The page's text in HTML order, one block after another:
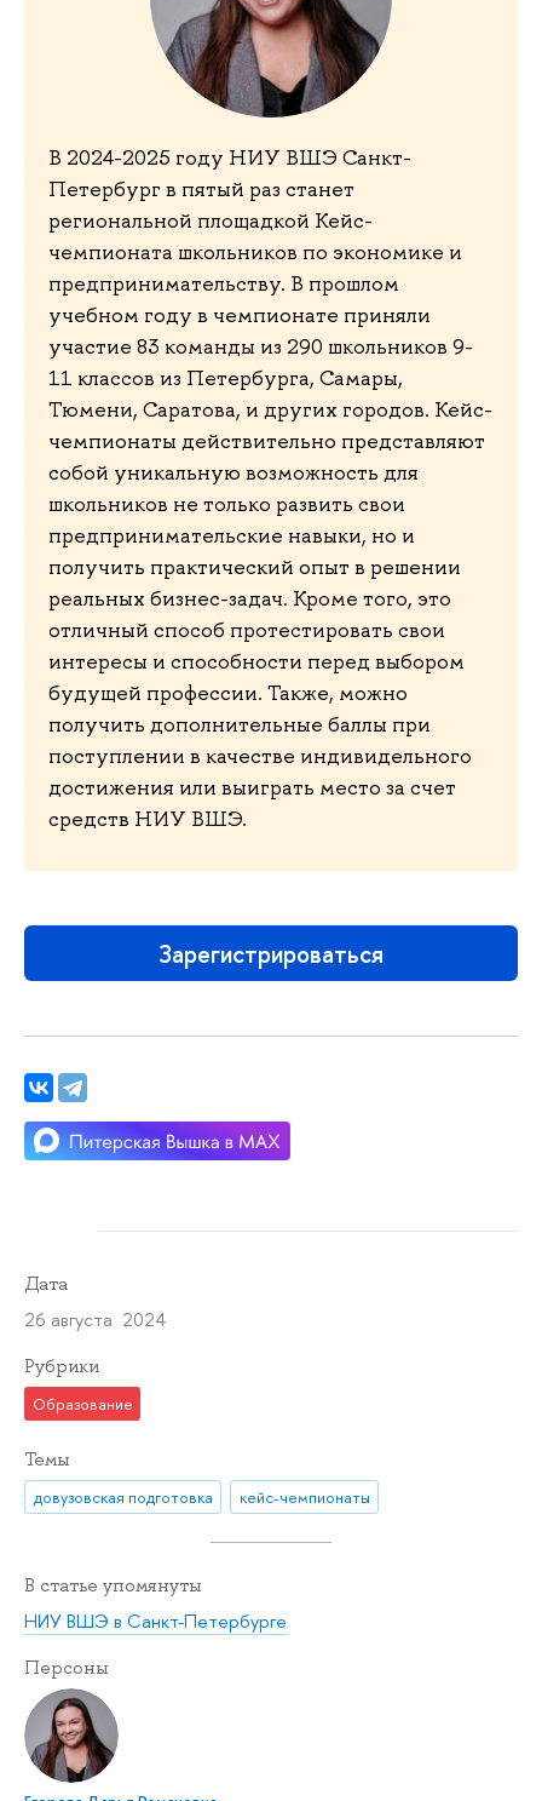
В 2024-2025 году НИУ ВШЭ Санкт-
Петербург в пятый раз станет
региональной площадкой Кейс-
чемпионата школьников по экономике и
предпринимательству. В прошлом
учебном году в чемпионате приняли
участие 83 команды из 290 школьников 9-
11 классов из Петербурга, Самары,
Тюмени, Саратова, и других городов. Кейс-
чемпионаты действительно представляют
собой уникальную возможность для
школьников не только развить свои
предпринимательские навыки, но и
получить практический опыт в решении
реальных бизнес-задач. Кроме того, это
отличный способ протестировать свои
интересы и способности перед выбором
будущей профессии. Также, можно
получить дополнительные баллы при
поступлении в качестве индивидельного
достижения или выиграть место за счет
средств НИУ ВШЭ.
Зарегистрироваться
Дата
26 августа 2024
Рубрики
Образование
Темы
довузовская подготовка кейс-чемпионаты
В статье упомянуты
НИУ ВШЭ в Санкт-Петербурге
Персоны